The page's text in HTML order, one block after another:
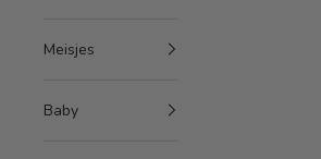
Meisjes
Baby